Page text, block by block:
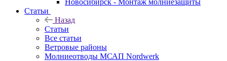
Новосибирск - Монтаж молниезащиты
Статьи
Назад
Статьи
Все статьи
Ветровые районы
Молниеотводы МСАП Nordwerk